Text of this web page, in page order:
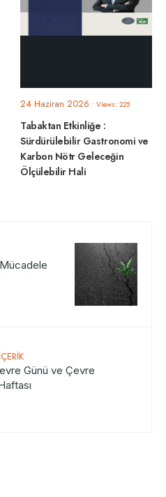
24 Haziran 2026 • Views: 225
Tabaktan Etkinliğe :
Sürdürülebilir Gastronomi ve
Karbon Nötr Geleceğin
Ölçülebilir Hali
Günü ve Çevre